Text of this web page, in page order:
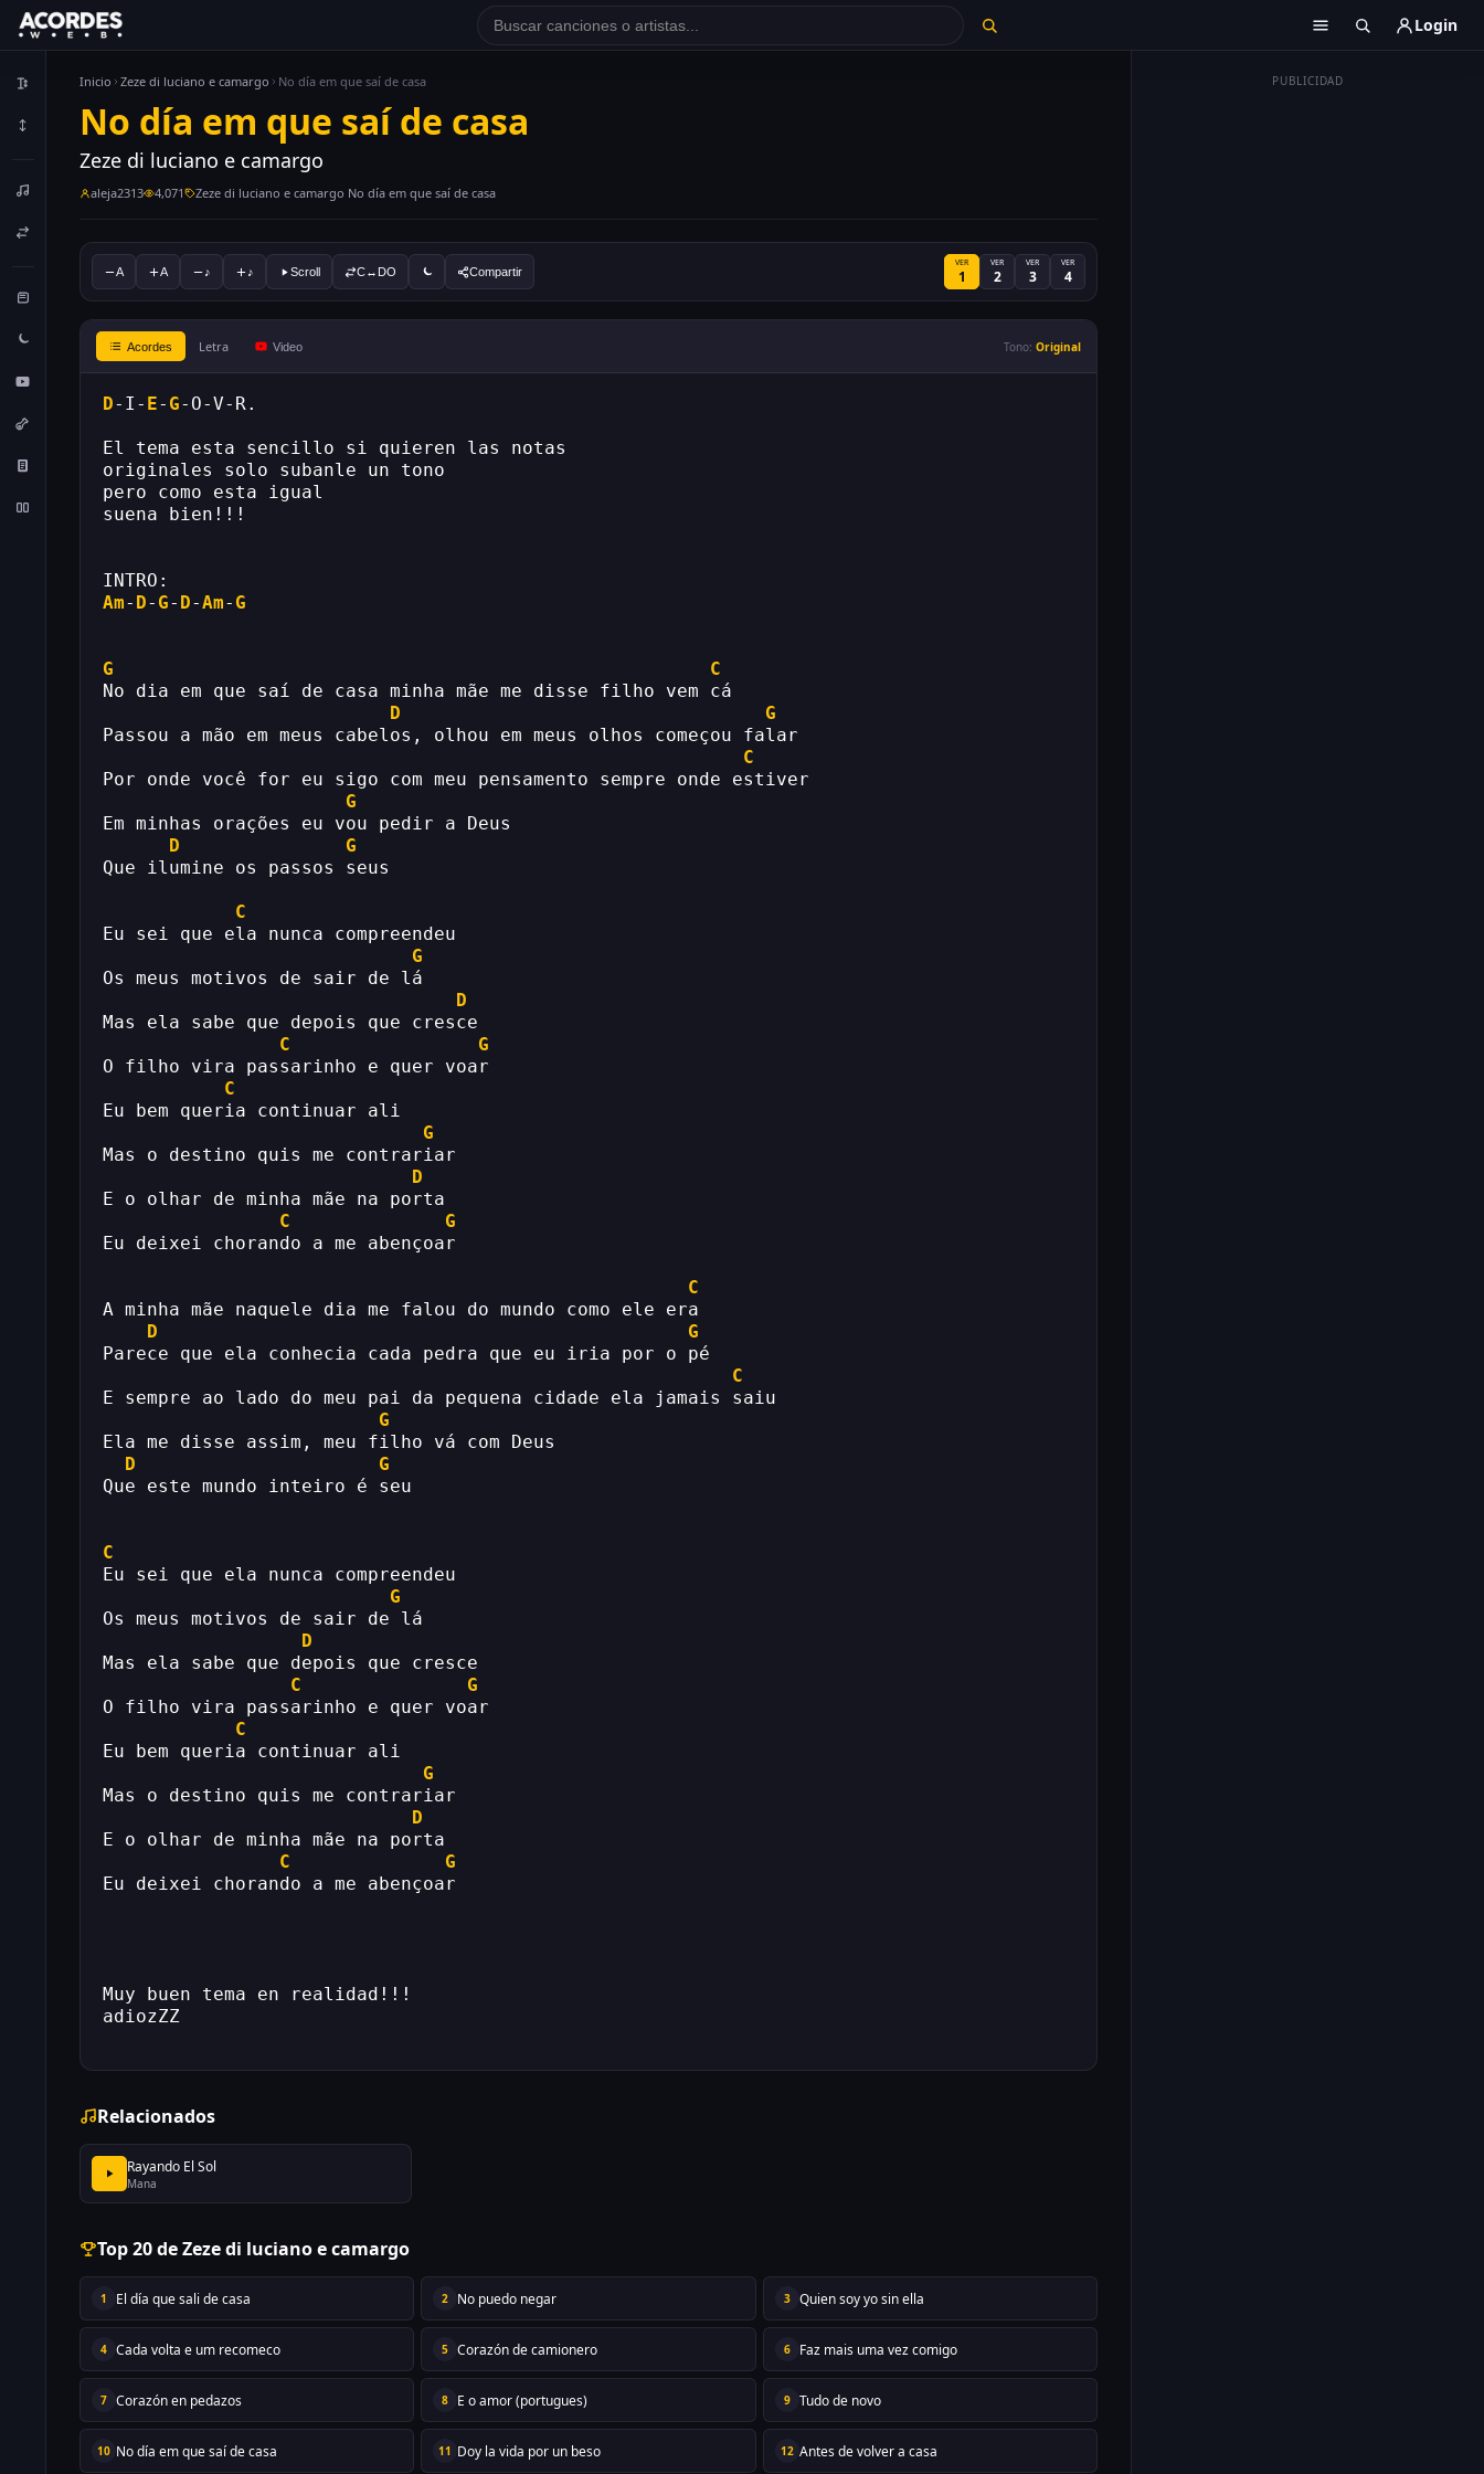
Login
PUBLICIDAD
Inicio Zeze di luciano e camargo No día em que saí de casa
No día em que saí de casa
Zeze di luciano e camargo
aleja2313 4,071 Zeze di luciano e camargo No día em que saí de casa
A A ♪ ♪ Scroll C↔DO Compartir
VER
1
VER
2
VER
3
VER
4
Acordes Letra Video Tono: Original
D-I- E- G-O-V-R.
El tema esta sencillo si quieren las notas
originales solo subanle un tono
pero como esta igual
suena bien!!!
INTRO:
Am- D- G- D-Am- G
G
C
No dia em que saí de casa minha mãe me disse filho vem cá
D
G
Passou a mão em meus cabelos, olhou em meus olhos começou falar
C
Por onde você for eu sigo com meu pensamento sempre onde estiver
G
Em minhas orações eu vou pedir a Deus
D
G
Que ilumine os passos seus
C
Eu sei que ela nunca compreendeu
G
Os meus motivos de sair de lá
D
Mas ela sabe que depois que cresce
C
G
O filho vira passarinho e quer voar
C
Eu bem queria continuar ali
G
Mas o destino quis me contrariar
D
E o olhar de minha mãe na porta
C
G
Eu deixei chorando a me abençoar
C
A minha mãe naquele dia me falou do mundo como ele era
D
G
Parece que ela conhecia cada pedra que eu iria por o pé
C
E sempre ao lado do meu pai da pequena cidade ela jamais saiu
G
Ela me disse assim, meu filho vá com Deus
D
G
Que este mundo inteiro é seu
C
Eu sei que ela nunca compreendeu
G
Os meus motivos de sair de lá
D
Mas ela sabe que depois que cresce
C
G
O filho vira passarinho e quer voar
C
Eu bem queria continuar ali
G
Mas o destino quis me contrariar
D
E o olhar de minha mãe na porta
C
G
Eu deixei chorando a me abençoar
Muy buen tema en realidad!!!
adiozZZ
Relacionados
Rayando El Sol
Mana
Top 20 de Zeze di luciano e camargo
1 El día que sali de casa 2 No puedo negar 3 Quien soy yo sin ella
4 Cada volta e um recomeco 5 Corazón de camionero 6 Faz mais uma vez comigo
7 Corazón en pedazos 8 E o amor (portugues) 9 Tudo de novo
10 No día em que saí de casa 11 Doy la vida por un beso 12 Antes de volver a casa